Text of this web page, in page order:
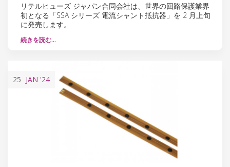
リテルヒューズ ジャパン合同会社は、世界の回路保護業界
初となる「SSA シリーズ 電流シャント抵抗器」を 2 月上旬
に発売します。
続きを読む…
25 JAN '24